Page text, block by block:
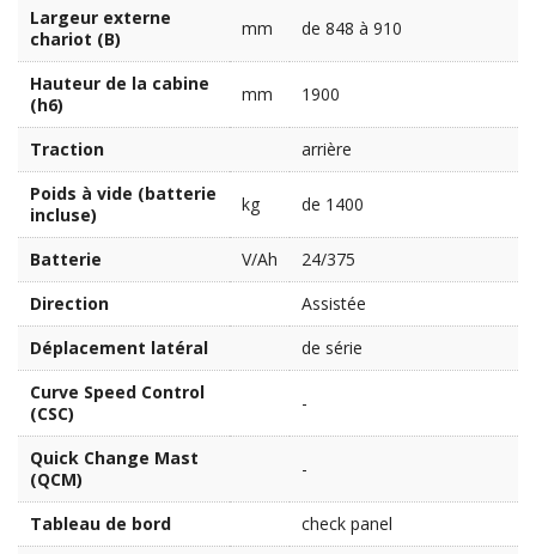
Largeur externe
chariot (B)
mm de 848 à 910
Hauteur de la cabine
(h6)
mm 1900
Traction
arrière
Poids à vide (batterie
incluse)
kg de 1400
Batterie V/Ah
24/375
Direction
Assistée
Déplacement latéral
de série
Curve Speed Control
(CSC)
-
Quick Change Mast
(QCM)
-
Tableau de bord
check panel